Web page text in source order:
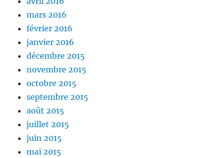
mars 2016
février 2016
janvier 2016
décembre 2015
novembre 2015
octobre 2015
septembre 2015
août 2015
juillet 2015
juin 2015
mai 2015